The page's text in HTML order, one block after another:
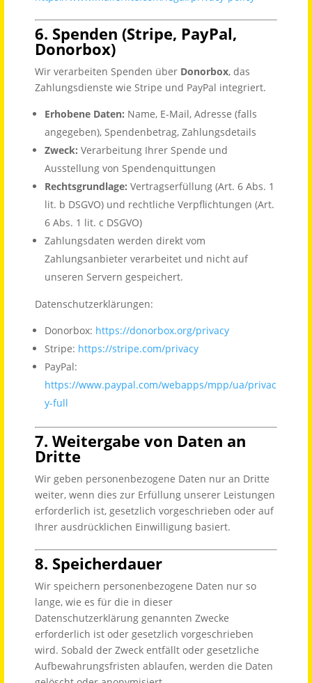
6. Spenden (Stripe, PayPal,
Donorbox)
Wir verarbeiten Spenden über Donorbox, das
Zahlungsdienste wie Stripe und PayPal integriert.
Erhobene Daten: Name, E-Mail, Adresse (falls
angegeben), Spendenbetrag, Zahlungsdetails
Zweck: Verarbeitung Ihrer Spende und
Ausstellung von Spendenquittungen
Rechtsgrundlage: Vertragserfüllung (Art. 6 Abs. 1
lit. b DSGVO) und rechtliche Verpflichtungen (Art.
6 Abs. 1 lit. c DSGVO)
Zahlungsdaten werden direkt vom
Zahlungsanbieter verarbeitet und nicht auf
unseren Servern gespeichert.
Datenschutzerklärungen:
Donorbox: https://donorbox.org/privacy
Stripe: https://stripe.com/privacy
PayPal:
https://www.paypal.com/webapps/mpp/ua/privac
y-full
7. Weitergabe von Daten an
Dritte
Wir geben personenbezogene Daten nur an Dritte
weiter, wenn dies zur Erfüllung unserer Leistungen
erforderlich ist, gesetzlich vorgeschrieben oder auf
Ihrer ausdrücklichen Einwilligung basiert.
8. Speicherdauer
Wir speichern personenbezogene Daten nur so
lange, wie es für die in dieser
Datenschutzerklärung genannten Zwecke
erforderlich ist oder gesetzlich vorgeschrieben
wird. Sobald der Zweck entfällt oder gesetzliche
Aufbewahrungsfristen ablaufen, werden die Daten